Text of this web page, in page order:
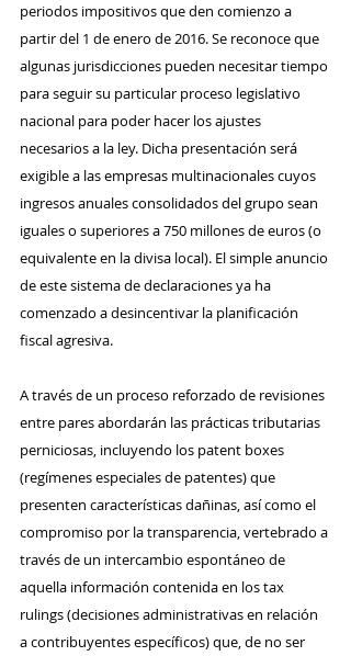
periodos impositivos que den comienzo a
partir del 1 de enero de 2016. Se reconoce que
algunas jurisdicciones pueden necesitar tiempo
para seguir su particular proceso legislativo
nacional para poder hacer los ajustes
necesarios a la ley. Dicha presentación será
exigible a las empresas multinacionales cuyos
ingresos anuales consolidados del grupo sean
iguales o superiores a 750 millones de euros (o
equivalente en la divisa local). El simple anuncio
de este sistema de declaraciones ya ha
comenzado a desincentivar la planificación
fiscal agresiva.
A través de un proceso reforzado de revisiones
entre pares abordarán las prácticas tributarias
perniciosas, incluyendo los patent boxes
(regímenes especiales de patentes) que
presenten características dañinas, así como el
compromiso por la transparencia, vertebrado a
través de un intercambio espontáneo de
aquella información contenida en los tax
rulings (decisiones administrativas en relación
a contribuyentes específicos) que, de no ser